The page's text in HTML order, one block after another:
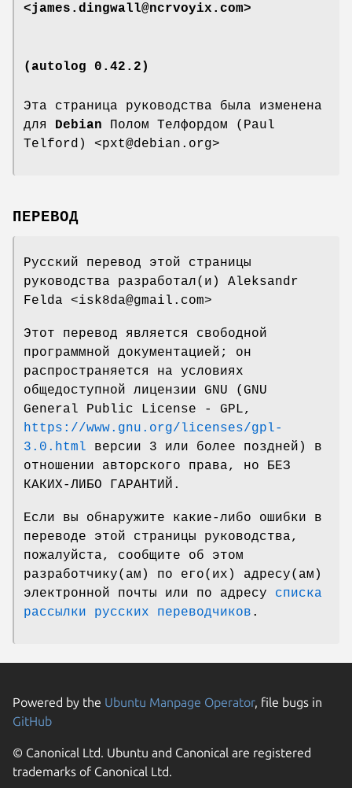
<james.dingwall@ncrvoyix.com>
(autolog 0.42.2)
Эта страница руководства была изменена
для Debian Полом Телфордом (Paul
Telford) <pxt@debian.org>
ПЕРЕВОД
Русский перевод этой страницы
руководства разработал(и) Aleksandr
Felda <isk8da@gmail.com>
Этот перевод является свободной
программной документацией; он
распространяется на условиях
общедоступной лицензии GNU (GNU
General Public License - GPL,
https://www.gnu.org/licenses/gpl-
3.0.html версии 3 или более поздней) в
отношении авторского права, но БЕЗ
КАКИХ-ЛИБО ГАРАНТИЙ.
Если вы обнаружите какие-либо ошибки в
переводе этой страницы руководства,
пожалуйста, сообщите об этом
разработчику(ам) по его(их) адресу(ам)
электронной почты или по адресу списка
рассылки русских переводчиков .
Powered by the Ubuntu Manpage Operator, file bugs in
GitHub
© Canonical Ltd. Ubuntu and Canonical are registered
trademarks of Canonical Ltd.